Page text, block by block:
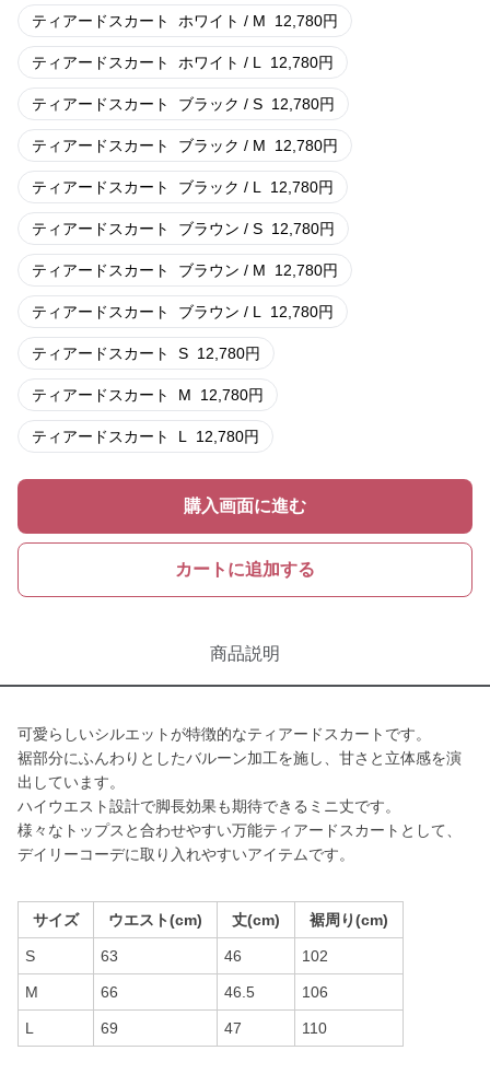
ティアードスカート ホワイト / M 12,780円
ティアードスカート ホワイト / L 12,780円
ティアードスカート ブラック / S 12,780円
ティアードスカート ブラック / M 12,780円
ティアードスカート ブラック / L 12,780円
ティアードスカート ブラウン / S 12,780円
ティアードスカート ブラウン / M 12,780円
ティアードスカート ブラウン / L 12,780円
ティアードスカート S 12,780円
ティアードスカート M 12,780円
ティアードスカート L 12,780円
購入画面に進む
カートに追加する
商品説明
可愛らしいシルエットが特徴的なティアードスカートです。
裾部分にふんわりとしたバルーン加工を施し、甘さと立体感を演
出しています。
ハイウエスト設計で脚長効果も期待できるミニ丈です。
様々なトップスと合わせやすい万能ティアードスカートとして、
デイリーコーデに取り入れやすいアイテムです。
サイズ ウエスト(cm) 丈(cm) 裾周り(cm)
S 63 46 102
M 66 46.5 106
L 69 47 110